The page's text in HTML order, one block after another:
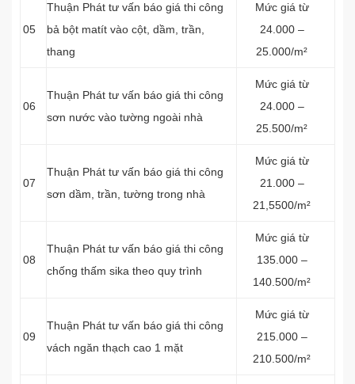
05
Thuận Phát tư vấn báo giá thi công
bả bột matít vào cột, dầm, trần,
thang
Mức giá từ
24.000 –
25.000/m²
06
Thuận Phát tư vấn báo giá thi công
sơn nước vào tường ngoài nhà
Mức giá từ
24.000 –
25.500/m²
07
Thuận Phát tư vấn báo giá thi công
sơn dầm, trần, tường trong nhà
Mức giá từ
21.000 –
21,5500/m²
08
Thuận Phát tư vấn báo giá thi công
chống thấm sika theo quy trình
Mức giá từ
135.000 –
140.500/m²
09
Thuận Phát tư vấn báo giá thi công
vách ngăn thạch cao 1 mặt
Mức giá từ
215.000 –
210.500/m²